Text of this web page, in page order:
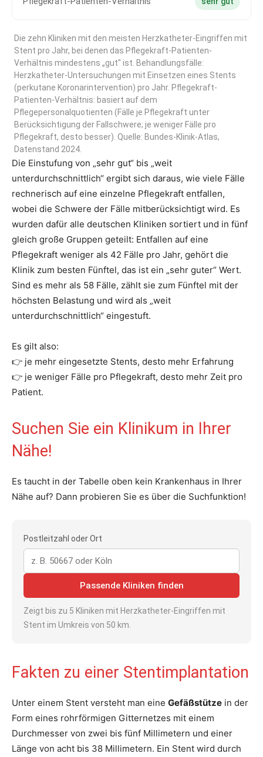
Die zehn Kliniken mit den meisten Herzkatheter-Eingriffen mit
Stent pro Jahr, bei denen das Pflegekraft-Patienten-
Verhältnis mindestens „gut" ist. Behandlungsfälle:
Herzkatheter-Untersuchungen mit Einsetzen eines Stents
(perkutane Koronarintervention) pro Jahr. Pflegekraft-
Patienten-Verhältnis: basiert auf dem
Pflegepersonalquotienten (Fälle je Pflegekraft unter
Berücksichtigung der Fallschwere; je weniger Fälle pro
Pflegekraft, desto besser). Quelle: Bundes-Klinik-Atlas,
Datenstand 2024.
Die Einstufung von „sehr gut“ bis „weit
unterdurchschnittlich“ ergibt sich daraus, wie viele Fälle
rechnerisch auf eine einzelne Pflegekraft entfallen,
wobei die Schwere der Fälle mitberücksichtigt wird. Es
wurden dafür alle deutschen Kliniken sortiert und in fünf
gleich große Gruppen geteilt: Entfallen auf eine
Pflegekraft weniger als 42 Fälle pro Jahr, gehört die
Klinik zum besten Fünftel, das ist ein „sehr guter“ Wert.
Sind es mehr als 58 Fälle, zählt sie zum Fünftel mit der
höchsten Belastung und wird als „weit
unterdurchschnittlich“ eingestuft.
Es gilt also:
👉 je mehr eingesetzte Stents, desto mehr Erfahrung
👉 je weniger Fälle pro Pflegekraft, desto mehr Zeit pro
Patient.
Suchen Sie ein Klinikum in Ihrer
Nähe!
Es taucht in der Tabelle oben kein Krankenhaus in Ihrer
Nähe auf? Dann probieren Sie es über die Suchfunktion!
Postleitzahl oder Ort
Passende Kliniken finden
Zeigt bis zu 5 Kliniken mit Herzkatheter-Eingriffen mit
Stent im Umkreis von 50 km.
Fakten zu einer Stentimplantation
Unter einem Stent versteht man eine Gefäßstütze in der
Form eines rohrförmigen Gitternetzes mit einem
Durchmesser von zwei bis fünf Millimetern und einer
Länge von acht bis 38 Millimetern. Ein Stent wird durch